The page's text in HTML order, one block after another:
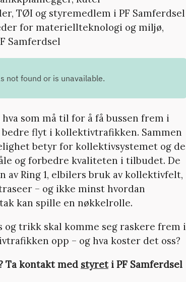
TØI og styremedlem i PF Samferdsel
for materiellteknologi og miljø,
Samferdsel
som må til for å få bussen frem i
bedre flyt i kollektivtrafikken. Sammen
betyr for kollektivsystemet og de
og forbedre kvaliteten i tilbudet. De
Ring 1, elbilers bruk av kollektivfelt,
– og ikke minst hvordan
kan spille en nøkkelrolle.
og trikk skal komme seg raskere frem i
opp – og hva koster det oss?
Ta kontakt med styreti PF Samferdsel